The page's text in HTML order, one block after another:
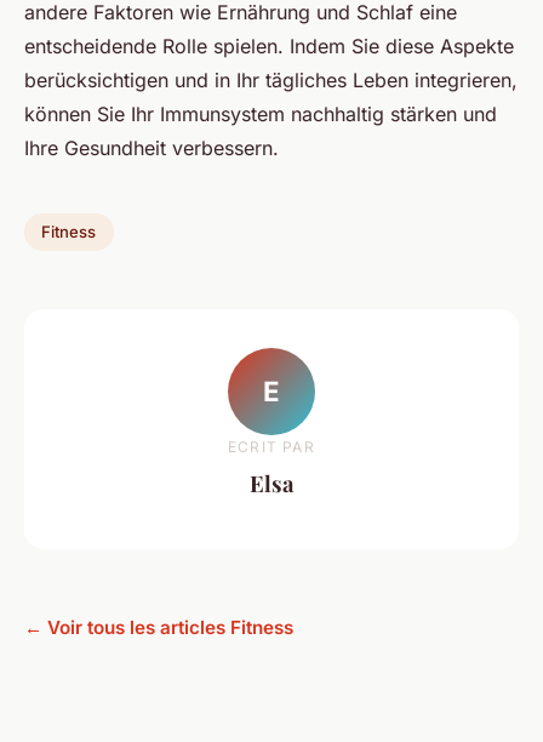
andere Faktoren wie Ernährung und Schlaf eine
entscheidende Rolle spielen. Indem Sie diese Aspekte
berücksichtigen und in Ihr tägliches Leben integrieren,
können Sie Ihr Immunsystem nachhaltig stärken und
Ihre Gesundheit verbessern.
Fitness
E
ECRIT PAR
Elsa
← Voir tous les articles Fitness